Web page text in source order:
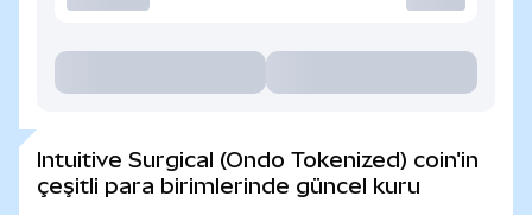
Intuitive Surgical (Ondo Tokenized) coin'in
çeşitli para birimlerinde güncel kuru